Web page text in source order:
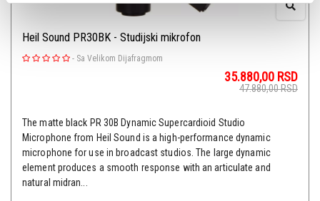
Heil Sound PR30BK - Studijski mikrofon
- Sa Velikom Dijafragmom
35.880,00 RSD
47.880,00RSD
The matte black PR 30B Dynamic Supercardioid Studio
Microphone from Heil Sound is a high-performance dynamic
microphone for use in broadcast studios. The large dynamic
element produces a smooth response with an articulate and
natural midran...